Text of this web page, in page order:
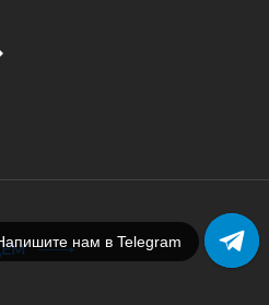
нам в Telegram